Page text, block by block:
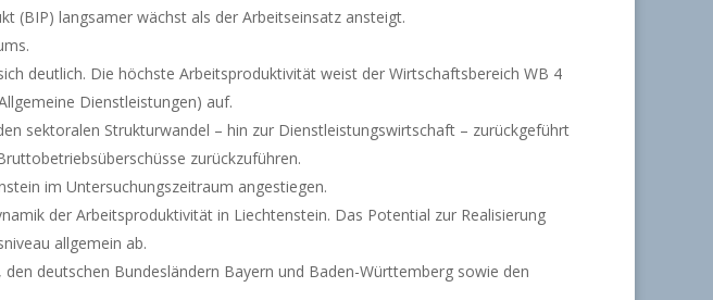
(BIP) langsamer wächst als der Arbeitseinsatz ansteigt.
deutlich. Die höchste Arbeitsproduktivität weist der Wirtschaftsbereich WB 4
Dienstleistungen) auf.
sektoralen Strukturwandel – hin zur Dienstleistungswirtschaft – zurückgeführt
zurückzuführen.
im Untersuchungszeitraum angestiegen.
der Arbeitsproduktivität in Liechtenstein. Das Potential zur Realisierung
allgemein ab.
deutschen Bundesländern Bayern und Baden-Württemberg sowie den